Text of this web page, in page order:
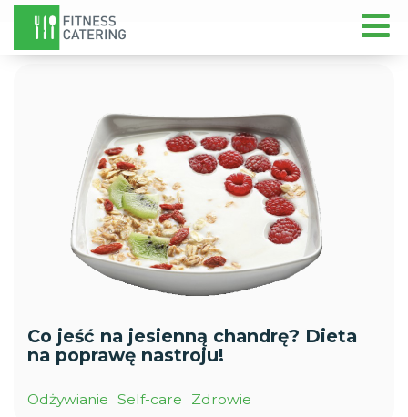
Co jeść na jesienną chandrę? Dieta
na poprawę nastroju!
Odżywianie Self-care Zdrowie